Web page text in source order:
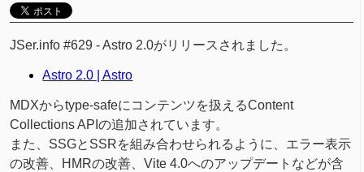
JSer.info #629 - Astro 2.0がリリースされました。
Astro 2.0 | Astro
MDXからtype-safeにコンテンツを扱えるContent
Collections APIの追加されています。
また、SSGとSSRを組み合わせられるように、エラー表示
の改善、HMRの改善、Vite 4.0へのアップデートなどが含